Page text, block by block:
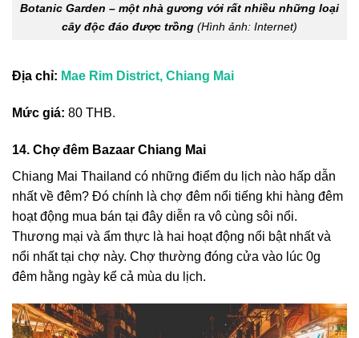
Botanic Garden – một nhà gương với rất nhiều những loại
cây độc đáo được trồng (Hình ảnh: Internet)
Địa chỉ: Mae Rim District, Chiang Mai
Mức giá: 80 THB.
14. Chợ đêm Bazaar Chiang Mai
Chiang Mai Thailand có những điểm du lịch nào hấp dẫn
nhất về đêm? Đó chính là chợ đêm nổi tiếng khi hàng đêm
hoạt động mua bán tại đây diễn ra vô cùng sôi nổi.
Thương mại và ẩm thực là hai hoạt động nổi bật nhất và
nổi nhất tại chợ này. Chợ thường đóng cửa vào lúc 0g
đêm hằng ngày kể cả mùa du lịch.